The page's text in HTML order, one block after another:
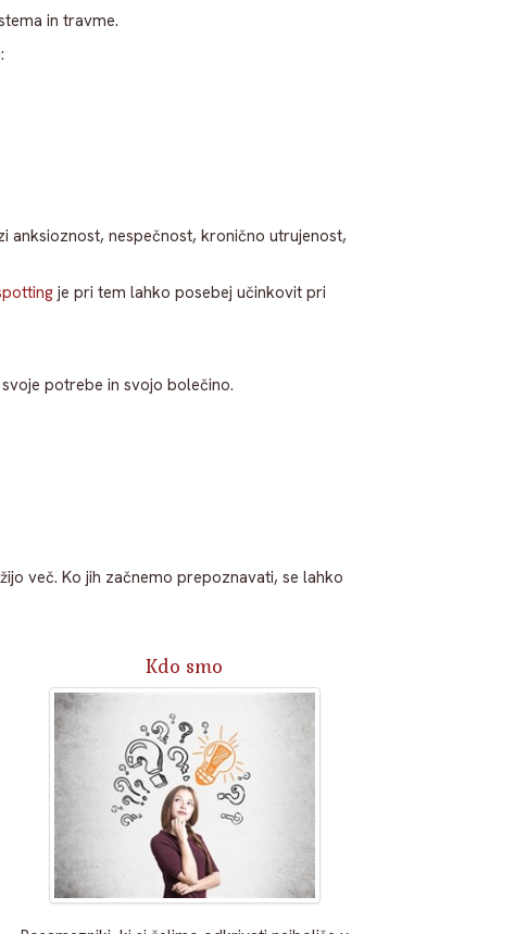
in travme.
anksioznost, nespečnost, kronično utrujenost,
je pri tem lahko posebej učinkovit pri
potrebe in svojo bolečino.
več. Ko jih začnemo prepoznavati, se lahko
Kdo smo